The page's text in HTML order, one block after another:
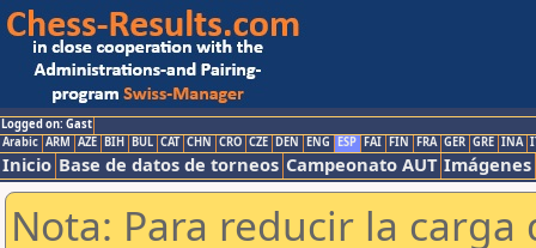
Logged on: Gast
Arabic ARM AZE BIH BUL CAT CHN CRO CZE DEN ENG ESP FAI FIN FRA GER GRE INA
Inicio Base de datos de torneos Campeonato AUT Imágenes
Nota: Para reducir la